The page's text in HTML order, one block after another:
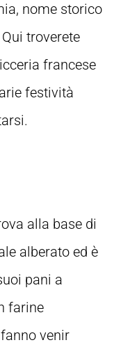
nome storico
troverete
francese
festività
alla base di
alberato ed è
pani a
farine
venir